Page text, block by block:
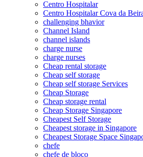
Centro Hospitalar
Centro Hospitalar Cova da
challenging bhavior
Channel Island
channel islands
charge nurse
charge nurses
Cheap rental storage
Cheap self storage
Cheap self storage Services
Cheap Storage
Cheap storage rental
Cheap Storage Singapore
Cheapest Self Storage
Cheapest storage in Singapore
Cheapest Storage Space
chefe
chefe de bloco